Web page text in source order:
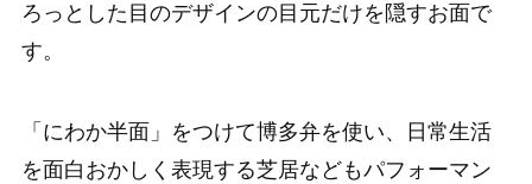
ろっとした目のデザインの目元だけを隠すお面で
す。
「にわか半面」をつけて博多弁を使い、日常生活
を面白おかしく表現する芝居などもパフォーマン